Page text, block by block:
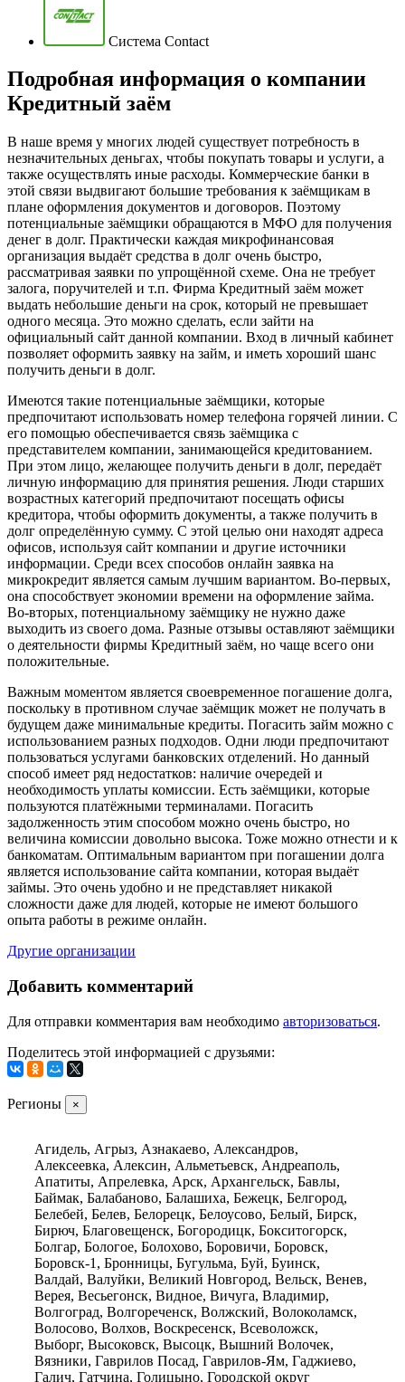
Система Contact
Подробная информация о компании
Кредитный заём
В наше время у многих людей существует потребность в
незначительных деньгах, чтобы покупать товары и услуги, а
также осуществлять иные расходы. Коммерческие банки в
этой связи выдвигают большие требования к заёмщикам в
плане оформления документов и договоров. Поэтому
потенциальные заёмщики обращаются в МФО для получения
денег в долг. Практически каждая микрофинансовая
организация выдаёт средства в долг очень быстро,
рассматривая заявки по упрощённой схеме. Она не требует
залога, поручителей и т.п. Фирма Кредитный заём может
выдать небольшие деньги на срок, который не превышает
одного месяца. Это можно сделать, если зайти на
официальный сайт данной компании. Вход в личный кабинет
позволяет оформить заявку на займ, и иметь хороший шанс
получить деньги в долг.
Имеются такие потенциальные заёмщики, которые
предпочитают использовать номер телефона горячей линии. С
его помощью обеспечивается связь заёмщика с
представителем компании, занимающейся кредитованием.
При этом лицо, желающее получить деньги в долг, передаёт
личную информацию для принятия решения. Люди старших
возрастных категорий предпочитают посещать офисы
кредитора, чтобы оформить документы, а также получить в
долг определённую сумму. С этой целью они находят адреса
офисов, используя сайт компании и другие источники
информации. Среди всех способов онлайн заявка на
микрокредит является самым лучшим вариантом. Во-первых,
она способствует экономии времени на оформление займа.
Во-вторых, потенциальному заёмщику не нужно даже
выходить из своего дома. Разные отзывы оставляют заёмщики
о деятельности фирмы Кредитный заём, но чаще всего они
положительные.
Важным моментом является своевременное погашение долга,
поскольку в противном случае заёмщик может не получать в
будущем даже минимальные кредиты. Погасить займ можно с
использованием разных подходов. Одни люди предпочитают
пользоваться услугами банковских отделений. Но данный
способ имеет ряд недостатков: наличие очередей и
необходимость уплаты комиссии. Есть заёмщики, которые
пользуются платёжными терминалами. Погасить
задолженность этим способом можно очень быстро, но
величина комиссии довольно высока. Тоже можно отнести и к
банкоматам. Оптимальным вариантом при погашении долга
является использование сайта компании, которая выдаёт
займы. Это очень удобно и не представляет никакой
сложности даже для людей, которые не имеют большого
опыта работы в режиме онлайн.
Другие организации
Добавить комментарий
Для отправки комментария вам необходимо авторизоваться.
Поделитесь этой информацией с друзьями:
Регионы ×
Агидель, Агрыз, Азнакаево, Александров,
Алексеевка, Алексин, Альметьевск, Андреаполь,
Апатиты, Апрелевка, Арск, Архангельск, Бавлы,
Баймак, Балабаново, Балашиха, Бежецк, Белгород,
Белебей, Белев, Белорецк, Белоусово, Белый, Бирск,
Бирюч, Благовещенск, Богородицк, Бокситогорск,
Болгар, Бологое, Болохово, Боровичи, Боровск,
Боровск-1, Бронницы, Бугульма, Буй, Буинск,
Валдай, Валуйки, Великий Новгород, Вельск, Венев,
Верея, Весьегонск, Видное, Вичуга, Владимир,
Волгоград, Волгореченск, Волжский, Волоколамск,
Волосово, Волхов, Воскресенск, Всеволожск,
Выборг, Высоковск, Высоцк, Вышний Волочек,
Вязники, Гаврилов Посад, Гаврилов-Ям, Гаджиево,
Галич, Гатчина, Голицыно, Городской округ